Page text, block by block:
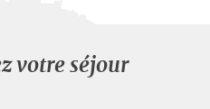
votre séjour